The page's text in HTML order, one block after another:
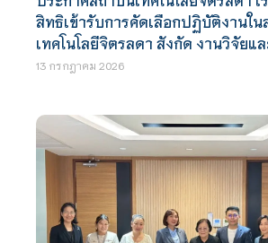
สิทธิเข้ารับการคัดเลือกปฏิบัติงานใ
เทคโนโลยีจิตรลดา สังกัด งานวิจัยแ
13 กรกฎาคม 2026